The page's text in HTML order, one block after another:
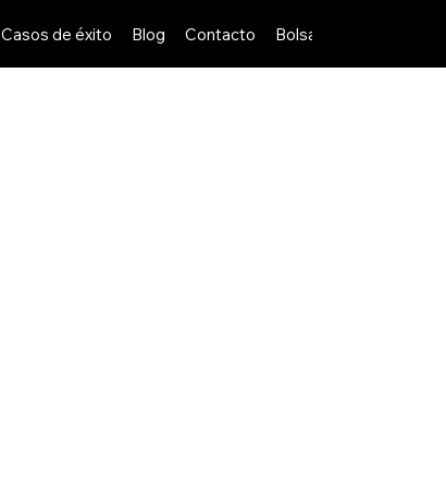
Casos de éxito Blog Contacto Bolsa de Trabajo